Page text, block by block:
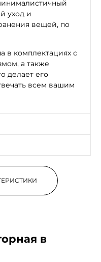
уход и
вещей, по
в комплектациях с
а также
делает его
всем вашим
в